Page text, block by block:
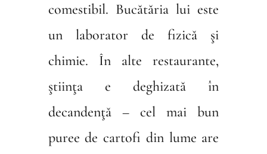
comestibil. Bucătăria lui este
un laborator de fizică şi
chimie. În alte restaurante,
ştiinţa e deghizată în
decandenţă – cel mai bun
puree de cartofi din lume are